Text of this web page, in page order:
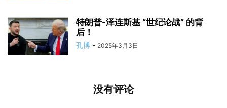
特朗普-泽连斯基 “世纪论战” 的背
后！
孔博 - 2025年3月3日
没有评论